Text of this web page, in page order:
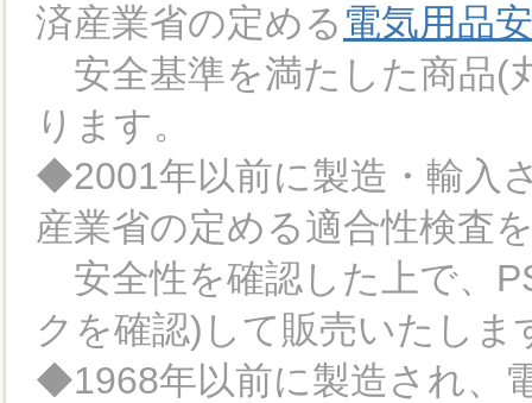
済産業省の定める 電気用品
安全基準を満たした商品(
ります。
◆2001年以前に製造・輸入
産業省の定める適合性検査
安全性を確認した上で、
クを確認)して販売いたしま
◆1968年以前に製造され、